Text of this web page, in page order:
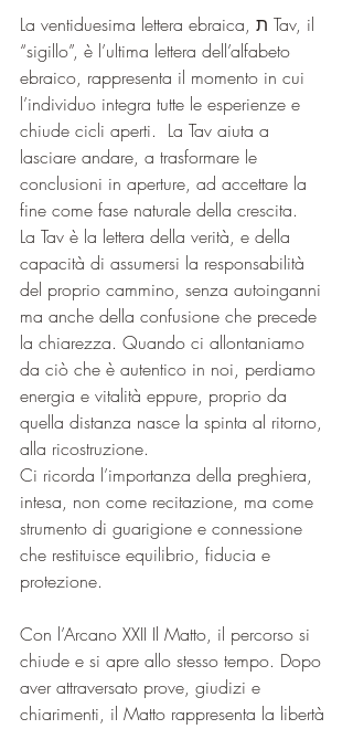
La ventiduesima lettera ebraica, ת Tav, il
“sigillo”, è l’ultima lettera dell’alfabeto
ebraico, rappresenta il momento in cui
l’individuo integra tutte le esperienze e
chiude cicli aperti.  La Tav aiuta a
lasciare andare, a trasformare le
conclusioni in aperture, ad accettare la
fine come fase naturale della crescita.
La Tav è la lettera della verità, e della
capacità di assumersi la responsabilità
del proprio cammino, senza autoinganni
ma anche della confusione che precede
la chiarezza. Quando ci allontaniamo
da ciò che è autentico in noi, perdiamo
energia e vitalità eppure, proprio da
quella distanza nasce la spinta al ritorno,
alla ricostruzione.
Ci ricorda l’importanza della preghiera,
intesa, non come recitazione, ma come
strumento di guarigione e connessione
che restituisce equilibrio, fiducia e
protezione.
Con l’Arcano XXII Il Matto, il percorso si
chiude e si apre allo stesso tempo. Dopo
aver attraversato prove, giudizi e
chiarimenti, il Matto rappresenta la libertà